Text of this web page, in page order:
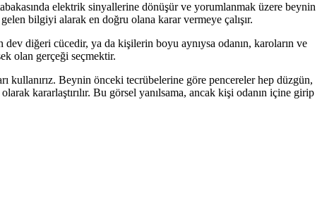
elektrik sinyallerine dönüşür ve yorumlanmak üzere beynin
bilgiyi alarak en doğru olana karar vermeye çalışır.
diğeri cücedir, ya da kişilerin boyu aynıysa odanın, karoların ve
olan gerçeği seçmektir.
kullanırız. Beynin önceki tecrübelerine göre pencereler hep düzgün,
kararlaştırılır. Bu görsel yanılsama, ancak kişi odanın içine girip